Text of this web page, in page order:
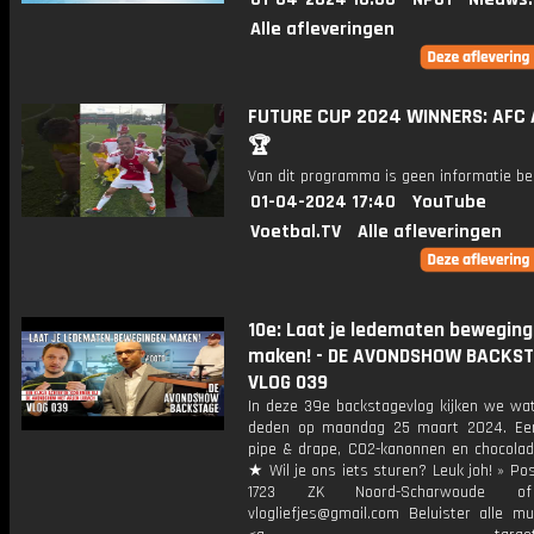
Alle afleveringen
FUTURE CUP 2024 WINNERS:
🏆
Van dit programma is geen informatie
01-04-2024 17:40
YouTube
Voetbal.TV
Alle afleveringen
10e: Laat je ledematen
maken! - DE AVONDSHOW
VLOG 039
In deze 39e backstagevlog kijken we
deden op maandag 25 maart 2024.
pipe & drape, CO2-kanonnen en
★ Wil je ons iets sturen? Leuk joh! »
1723 ZK Noord-Scharwoude
vlogliefjes@gmail.com Beluister alle